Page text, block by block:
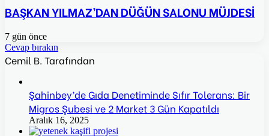
BAŞKAN YILMAZ’DAN DÜĞÜN SALONU MÜJDESİ
7 gün önce
Cevap bırakın
Cemil B. Tarafından
Şahinbey’de Gıda Denetiminde Sıfır Tolerans: Bir
Migros Şubesi ve 2 Market 3 Gün Kapatıldı
Aralık 16, 2025